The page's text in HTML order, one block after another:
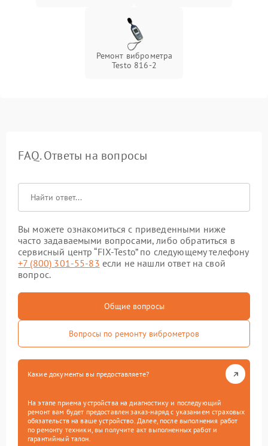
Ремонт виброметра
Testo 816-2
FAQ. Ответы на вопросы
Вы можете ознакомиться с приведенными ниже
часто задаваемыми вопросами, либо обратиться в
сервисный центр “FIX-Testo” по следующему телефону
+7 (800) 301-55-83 если не нашли ответ на свой
вопрос.
Общие вопросы
Вопросы по ремонту виброметров
Какие документы вы предоставляете?
На этапе приема устройства на диагностику и последующий
ремонт вам будет предоставлен заказ-наряд с указанием страховых
обязательств на ваше устройство. Далее, после выполнения работ
по ремонту техники, вы получите акт выполненных работ и
гарантийный талон.